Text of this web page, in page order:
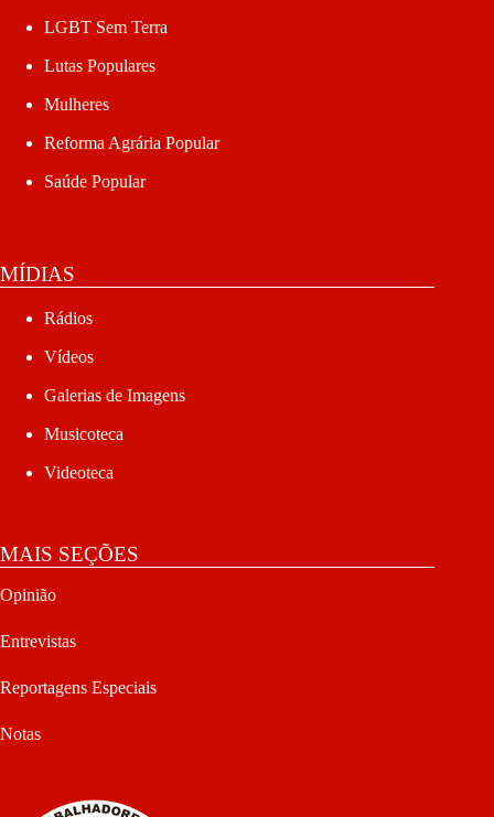
LGBT Sem Terra
Lutas Populares
Mulheres
Reforma Agrária Popular
Saúde Popular
MÍDIAS
Rádios
Vídeos
Galerias de Imagens
Musicoteca
Videoteca
MAIS SEÇÕES
Opinião
Entrevistas
Reportagens Especiais
Notas